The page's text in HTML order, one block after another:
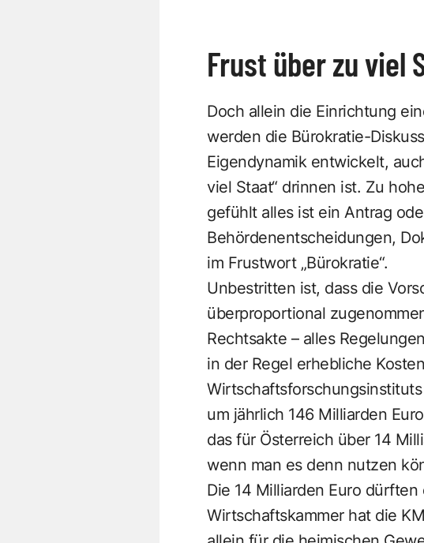
Frust über zu viel
Doch allein die Einrichtung
werden die Bürokratie-
Eigendynamik entwickelt,
viel Staat“ drinnen ist. Zu
gefühlt alles ist ein Antrag
Behördenentscheidungen,
im Frustwort „Bürokratie“.
Unbestritten ist, dass die
überproportional
Rechtsakte – alles
in der Regel erhebliche
um jährlich 146 Milliarden
das für Österreich über 14
wenn man es denn nutzen
Die 14 Milliarden Euro
Wirtschaftskammer hat die